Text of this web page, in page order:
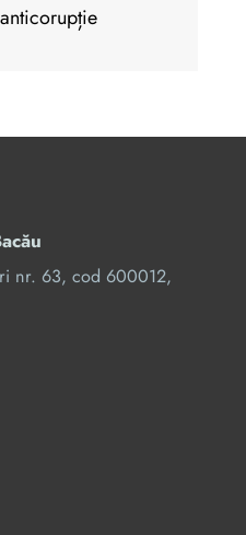
nr. 63, cod 600012,